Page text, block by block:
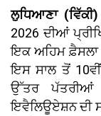
ਲੁਧਿਆਣਾ
2026 ਦੀਆਂ
ਇਕ ਅਹਿਮ ਫ਼ੈਸਲਾ
ਇਸ ਸਾਲ ਤੋਂ
ਉੱਤਰ ਪੱਤਰੀਆਂ
ਇਵੈਲਿਊਏਸ਼ਨ ਦੀ